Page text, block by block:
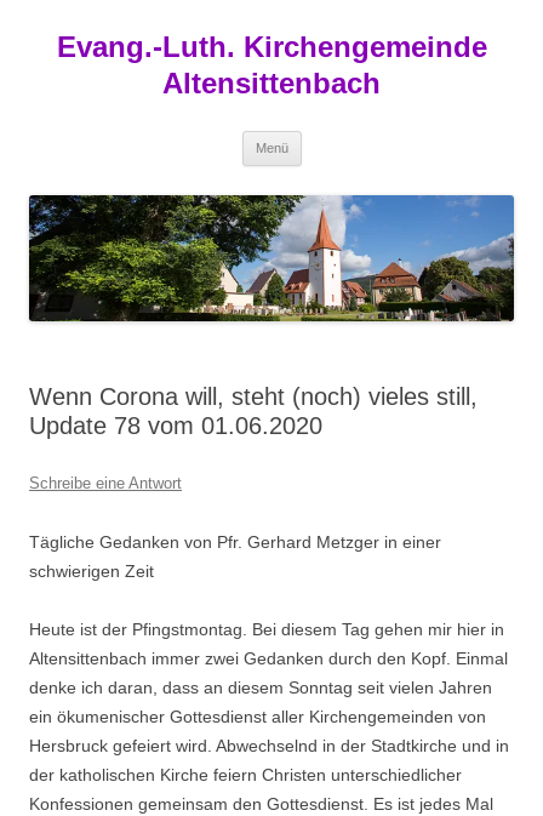
springen
Evang.-Luth. Kirchengemeinde
Altensittenbach
Menü
Wenn Corona will, steht (noch) vieles still,
Update 78 vom 01.06.2020
Schreibe eine Antwort
Tägliche Gedanken von Pfr. Gerhard Metzger in einer
schwierigen Zeit
Heute ist der Pfingstmontag. Bei diesem Tag gehen mir hier in
Altensittenbach immer zwei Gedanken durch den Kopf. Einmal
denke ich daran, dass an diesem Sonntag seit vielen Jahren
ein ökumenischer Gottesdienst aller Kirchengemeinden von
Hersbruck gefeiert wird. Abwechselnd in der Stadtkirche und in
der katholischen Kirche feiern Christen unterschiedlicher
Konfessionen gemeinsam den Gottesdienst. Es ist jedes Mal